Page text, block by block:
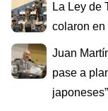
La Ley de
colaron
Juan
pase a
japoneses”